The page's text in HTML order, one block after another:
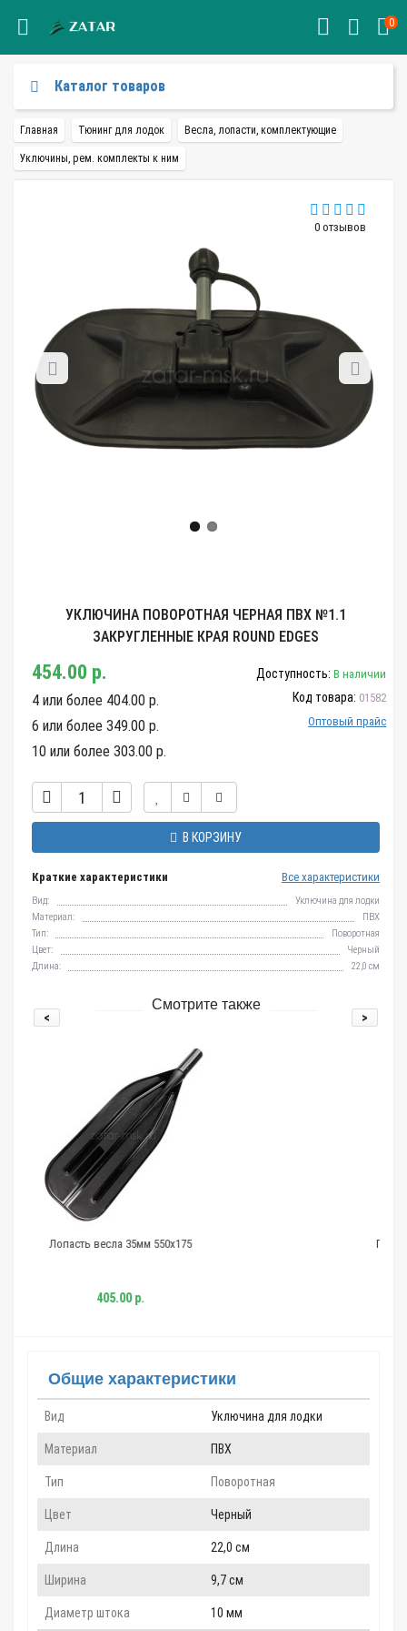
0
Каталог товаров
Главная Тюнинг для лодок Весла, лопасти, комплектующие
Уключины, рем. комплекты к ним
0 отзывов
УКЛЮЧИНА ПОВОРОТНАЯ ЧЕРНАЯ ПВХ №1.1
ЗАКРУГЛЕННЫЕ КРАЯ ROUND EDGES
454.00 р.
4 или более 404.00 р.
6 или более 349.00 р.
10 или более 303.00 р.
Доступность: В наличии
Код товара: 01582
Оптовый прайс
В КОРЗИНУ
Краткие характеристики Все характеристики
Вид:
Уключина для лодки
Материал:
ПВХ
Тип:
Поворотная
Цвет:
Черный
Длина:
22,0 см
Смотрите также
Платформа эхолота, струбцина,
< >
Общие характеристики
Вид Уключина для лодки
Материал ПВХ
Тип Поворотная
Цвет Черный
Длина 22,0 см
Ширина 9,7 см
Диаметр штока 10 мм